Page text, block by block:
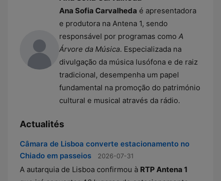
Ana Sofia Carvalheda é apresentadora
e produtora na Antena 1, sendo
responsável por programas como A
Árvore da Música. Especializada na
divulgação da música lusófona e de raiz
tradicional, desempenha um papel
fundamental na promoção do património
cultural e musical através da rádio.
Actualités
Câmara de Lisboa converte estacionamento no
Chiado em passeios
2026-07-31
A autarquia de Lisboa confirmou à RTP Antena 1